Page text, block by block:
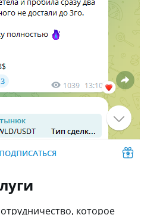
которое